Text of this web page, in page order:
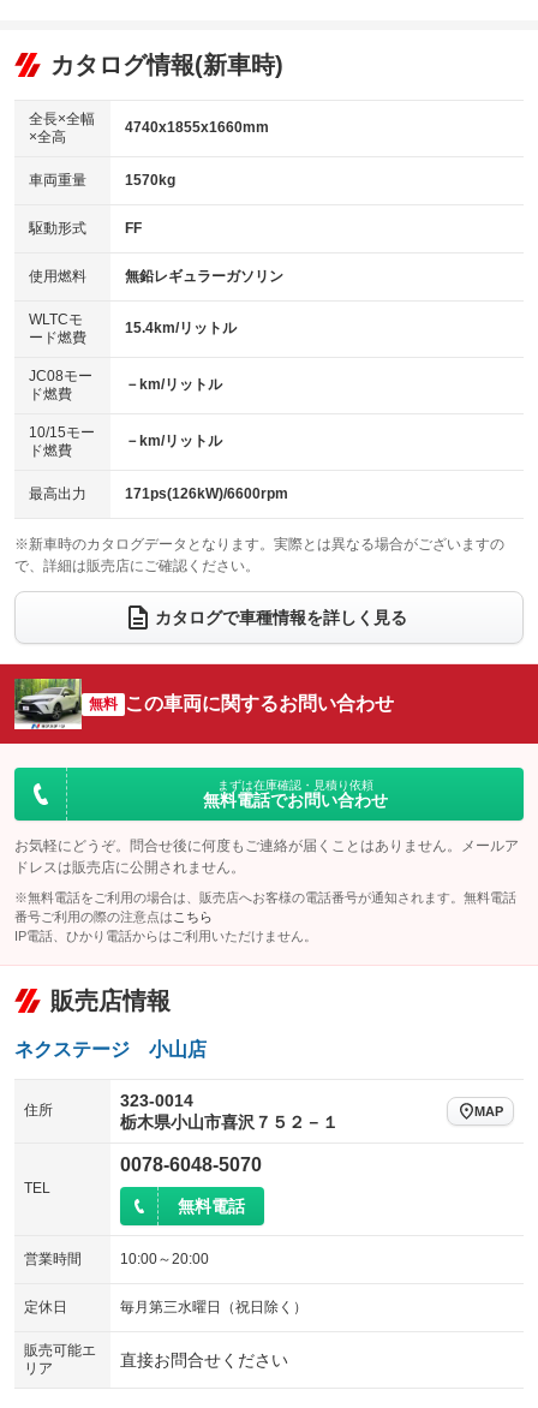
リフトアップ
：装備なし
：装備なし
パワーウィンドウ
アイドリングストップ
：装備なし
USB入力端子
：装備あり
100V電源
：装備なし
センターデフロック
：装備なし
電動格納ミラー
：装備あり
ビジュアル
：装備なし
：装備あり
革シート
キーレス
HID(キセノンライト)
：装備なし
バックカメラ
：装備あり
エアロ
：装備なし
：装備なし
パワーシート
ベンチシート
：装備なし
チップアップシート
：装備なし
：装備なし ：装備なし
ウォークスルー
：装備なし
電動リアゲート フロントカメラ
：装備なし
：装備なし ：装備なし
サイドカメラ
：装備なし ルーフレール
：装備なし
：装備なし
：装備なし
カタログ情報(新車時)
全長×全幅
×全高
4740x1855x1660mm
車両重量 1570kg
駆動形式 FF
使用燃料 無鉛レギュラーガソリン
WLTCモ
ード燃費
15.4km/リットル
JC08モー
ド燃費
－km/リットル
10/15モー
ド燃費
－km/リットル
最高出力 171ps(126kW)/6600rpm
※新車時のカタログデータとなります。実際とは異なる場合がございますの
で、詳細は販売店にご確認ください。
カタログで車種情報を詳しく見る
無料 この車両に関するお問い合わせ
まずは在庫確認・見積り依頼
無料電話でお問い合わせ
お気軽にどうぞ。問合せ後に何度もご連絡が届くことはありません。メールア
ドレスは販売店に公開されません。
※無料電話をご利用の場合は、販売店へお客様の電話番号が通知されます。無料電話
番号ご利用の際の注意点は こちら
IP電話、ひかり電話からはご利用いただけません。
販売店情報
ネクステージ 小山店
住所
323-0014
栃木県小山市喜沢７５２－１
MAP
TEL
0078-6048-5070
無料電話
営業時間 10:00～20:00
定休日 毎月第三水曜日（祝日除く）
販売可能エ
リア
直接お問合せください